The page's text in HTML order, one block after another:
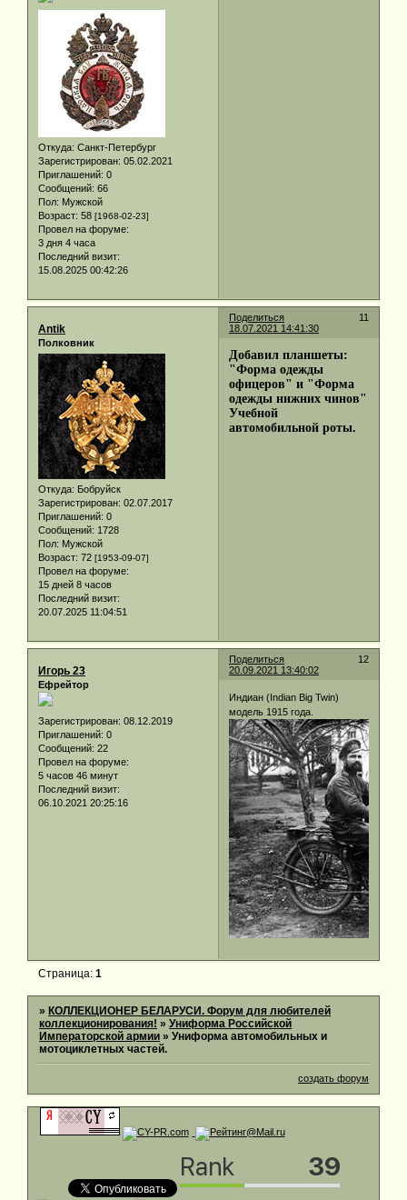
Откуда: Санкт-Петербург
Зарегистрирован: 05.02.2021
Приглашений: 0
Сообщений: 66
Пол: Мужской
Возраст: 58 [1968-02-23]
Провел на форуме:
3 дня 4 часа
Последний визит:
15.08.2025 00:42:26
Поделиться
11
18.07.2021 14:41:30
Antik
Полковник
Откуда: Бобруйск
Зарегистрирован: 02.07.2017
Приглашений: 0
Сообщений: 1728
Пол: Мужской
Возраст: 72 [1953-09-07]
Провел на форуме:
15 дней 8 часов
Последний визит:
20.07.2025 11:04:51
Добавил планшеты:
"Форма одежды
офицеров" и "Форма
одежды нижних чинов"
Учебной
автомобильной роты.
Поделиться
12
20.09.2021 13:40:02
Игорь 23
Ефрейтор
Зарегистрирован: 08.12.2019
Приглашений: 0
Сообщений: 22
Провел на форуме:
5 часов 46 минут
Последний визит:
06.10.2021 20:25:16
Индиан (Indian Big Twin)
модель 1915 года.
Страница:1
» КОЛЛЕКЦИОНЕР БЕЛАРУСИ. Форум для любителей
коллекционирования! »Униформа Российской
Императорской армии »Униформа автомобильных и
мотоциклетных частей.
создать форум